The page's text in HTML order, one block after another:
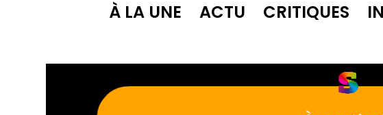
À LA UNE ACTU CRITIQUES